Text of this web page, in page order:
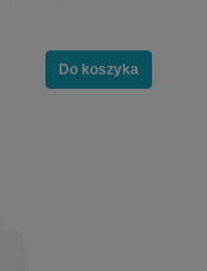
Do koszyka